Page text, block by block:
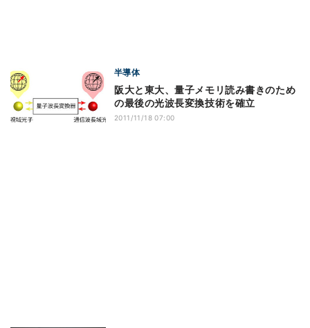
半導体
阪大と東大、量子メモリ読み書きのため
の最後の光波長変換技術を確立
2011/11/18 07:00